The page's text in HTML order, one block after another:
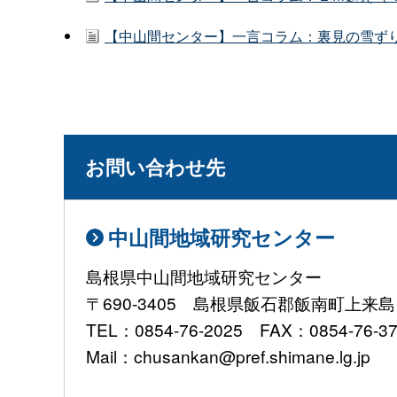
【中山間センター】一言コラム：裏見の雪ず
お問い合わせ先
中山間地域研究センター
島根県中山間地域研究センター
〒690-3405 島根県飯石郡飯南町上来
TEL：0854-76-2025 FAX：0854-76-
Mail：chusankan@pref.shimane.lg.jp